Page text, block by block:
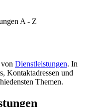
A - Z
Dienstleistungen. In
Kontaktadressen und
Themen.